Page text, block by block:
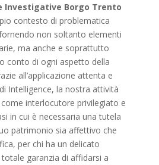
Investigative Borgo Trento
contesto di problematica
non soltanto elementi
ma anche e soprattutto
conto di ogni aspetto della
all’applicazione attenta e
Intelligence, la nostra attività
interlocutore privilegiato e
in cui è necessaria una tutela
patrimonio sia affettivo che
per chi ha un delicato
garanzia di affidarsi a